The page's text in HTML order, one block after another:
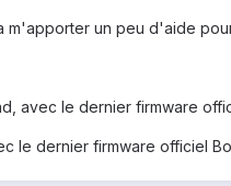
m'apporter un peu d'aide
avec le dernier firmware
le dernier firmware officiel